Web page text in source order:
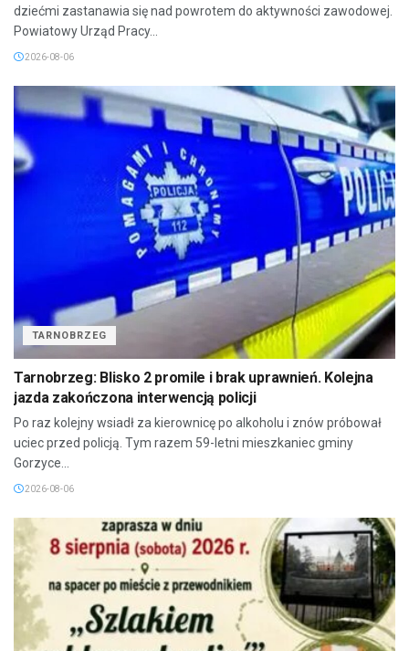
dziećmi zastanawia się nad powrotem do aktywności zawodowej.
Powiatowy Urząd Pracy...
2026-08-06
TARNOBRZEG
Tarnobrzeg: Blisko 2 promile i brak uprawnień. Kolejna
jazda zakończona interwencją policji
Po raz kolejny wsiadł za kierownicę po alkoholu i znów próbował
uciec przed policją. Tym razem 59-letni mieszkaniec gminy
Gorzyce...
2026-08-06